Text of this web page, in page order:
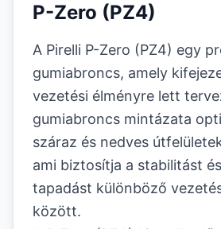
P-Zero (PZ4)
A Pirelli P-Zero (PZ4) egy
gumiabroncs, amely
vezetési élményre lett
gumiabroncs mintázata
száraz és nedves
ami biztosítja a stabilitást
tapadást különböző
között.